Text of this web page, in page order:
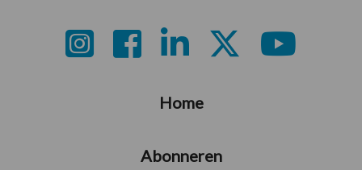
Home
Abonneren